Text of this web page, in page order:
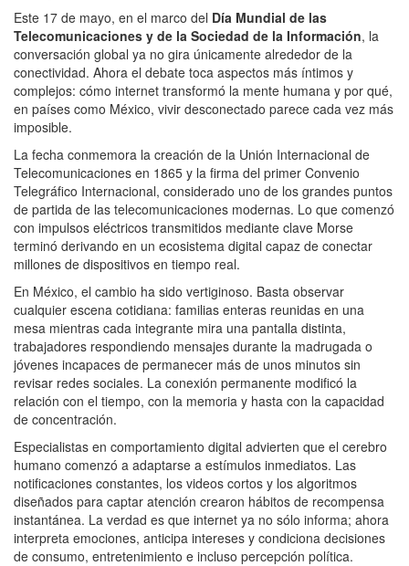
Este 17 de mayo, en el marco del Día Mundial de las
Telecomunicaciones y de la Sociedad de la Información, la
conversación global ya no gira únicamente alrededor de la
conectividad. Ahora el debate toca aspectos más íntimos y
complejos: cómo internet transformó la mente humana y por qué,
en países como México, vivir desconectado parece cada vez más
imposible.
La fecha conmemora la creación de la Unión Internacional de
Telecomunicaciones en 1865 y la firma del primer Convenio
Telegráfico Internacional, considerado uno de los grandes puntos
de partida de las telecomunicaciones modernas. Lo que comenzó
con impulsos eléctricos transmitidos mediante clave Morse
terminó derivando en un ecosistema digital capaz de conectar
millones de dispositivos en tiempo real.
En México, el cambio ha sido vertiginoso. Basta observar
cualquier escena cotidiana: familias enteras reunidas en una
mesa mientras cada integrante mira una pantalla distinta,
trabajadores respondiendo mensajes durante la madrugada o
jóvenes incapaces de permanecer más de unos minutos sin
revisar redes sociales. La conexión permanente modificó la
relación con el tiempo, con la memoria y hasta con la capacidad
de concentración.
Especialistas en comportamiento digital advierten que el cerebro
humano comenzó a adaptarse a estímulos inmediatos. Las
notificaciones constantes, los videos cortos y los algoritmos
diseñados para captar atención crearon hábitos de recompensa
instantánea. La verdad es que internet ya no sólo informa; ahora
interpreta emociones, anticipa intereses y condiciona decisiones
de consumo, entretenimiento e incluso percepción política.